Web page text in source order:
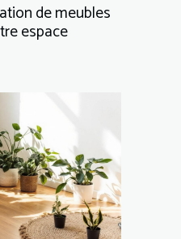
de meubles
espace